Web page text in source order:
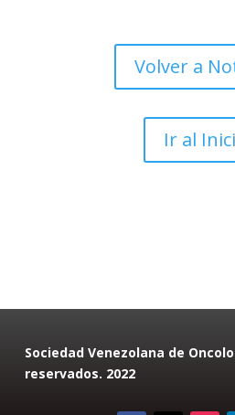
Volver a
Ir al
Sociedad Venezolana de
reservados. 2022